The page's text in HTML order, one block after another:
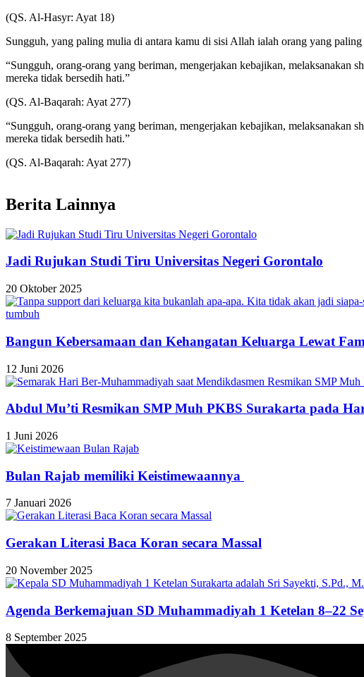
(QS. Al-Hasyr: Ayat 18)
Sungguh, yang paling mulia di antara kamu di sisi Allah ialah orang yang
“Sungguh, orang-orang yang beriman, mengerjakan kebajikan, melaksanakan
mereka tidak bersedih hati.”
(QS. Al-Baqarah: Ayat 277)
“Sungguh, orang-orang yang beriman, mengerjakan kebajikan, melaksanakan
mereka tidak bersedih hati.”
(QS. Al-Baqarah: Ayat 277)
Berita Lainnya
Jadi Rujukan Studi Tiru Universitas Negeri Gorontalo
20 Oktober 2025
Bangun Kebersamaan dan Kehangatan Keluarga Lewat
12 Juni 2026
Abdul Mu’ti Resmikan SMP Muh PKBS Surakarta pada
1 Juni 2026
Bulan Rajab memiliki Keistimewaannya
7 Januari 2026
Gerakan Literasi Baca Koran secara Massal
20 November 2025
Agenda Berkemajuan SD Muhammadiyah 1 Ketelan 8–22
8 September 2025